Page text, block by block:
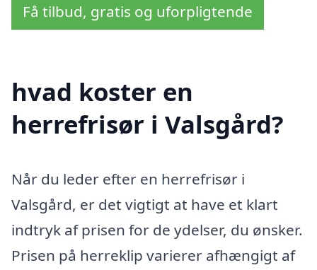
Få tilbud, gratis og uforpligtende
hvad koster en
herrefrisør i Valsgård?
Når du leder efter en herrefrisør i
Valsgård, er det vigtigt at have et klart
indtryk af prisen for de ydelser, du ønsker.
Prisen på herreklip varierer afhængigt af